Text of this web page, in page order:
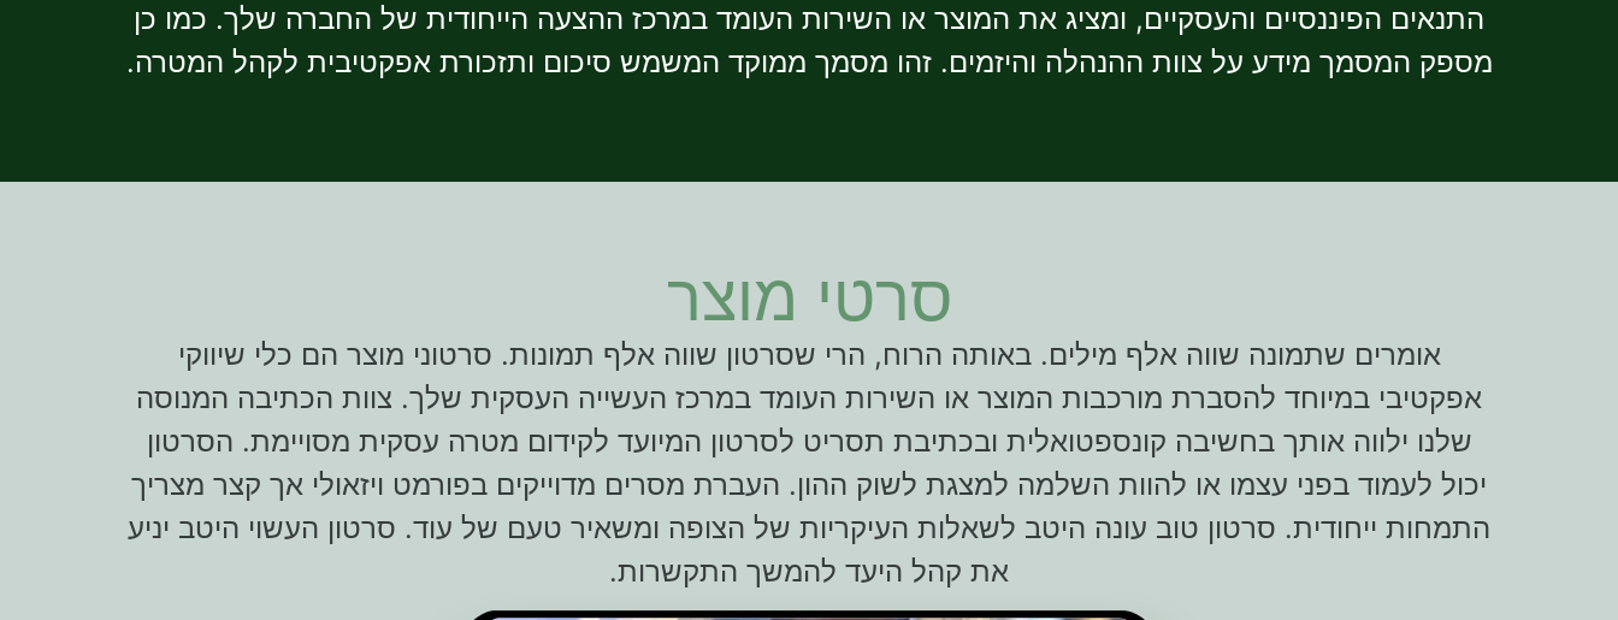
התנאים הפיננסיים והעסקיים, ומציג את המוצר או השירות העומד במרכז ההצעה הייחודית של החברה שלך. כמו כן
מספק המסמך מידע על צוות ההנהלה והיזמים. זהו מסמך ממוקד המשמש סיכום ותזכורת אפקטיבית לקהל המטרה.
סרטי מוצר
אומרים שתמונה שווה אלף מילים. באותה הרוח, הרי שסרטון שווה אלף תמונות. סרטוני מוצר הם כלי שיווקי
אפקטיבי במיוחד להסברת מורכבות המוצר או השירות העומד במרכז העשייה העסקית שלך. צוות הכתיבה המנוסה
שלנו ילווה אותך בחשיבה קונספטואלית ובכתיבת תסריט לסרטון המיועד לקידום מטרה עסקית מסויימת. הסרטון
יכול לעמוד בפני עצמו או להוות השלמה למצגת לשוק ההון. העברת מסרים מדוייקים בפורמט ויזאולי אך קצר מצריך
התמחות ייחודית. סרטון טוב עונה היטב לשאלות העיקריות של הצופה ומשאיר טעם של עוד. סרטון העשוי היטב יניע
את קהל היעד להמשך התקשרות.